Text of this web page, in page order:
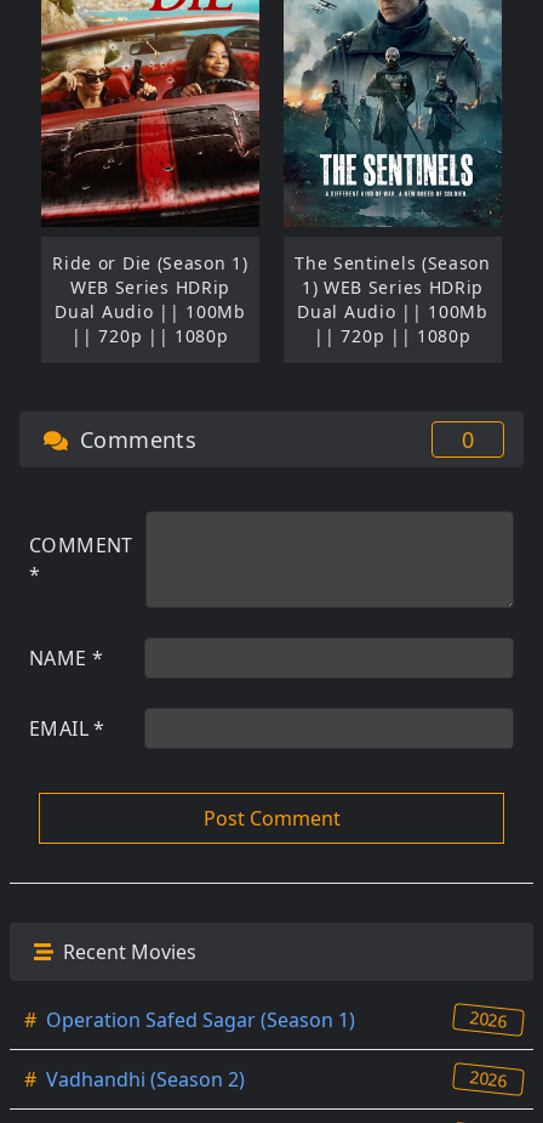
Ride or Die (Season 1)
WEB Series HDRip
Dual Audio || 100Mb
|| 720p || 1080p
The Sentinels (Season
1) WEB Series HDRip
Dual Audio || 100Mb
|| 720p || 1080p
Comments 0
COMMENT
*
NAME *
EMAIL*
Recent Movies
# Operation Safed Sagar (Season 1) 2026
# Vadhandhi (Season 2) 2026